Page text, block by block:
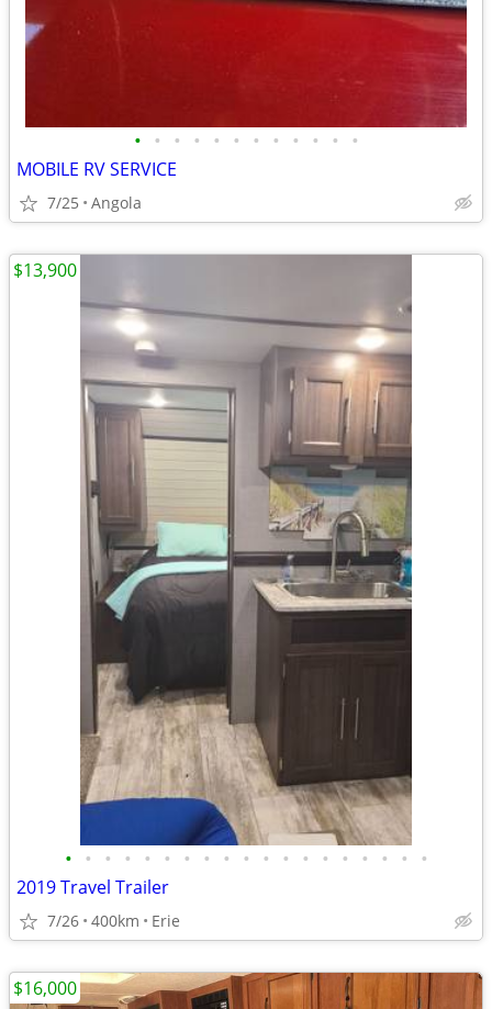
• • • • • • • • • • • •
MOBILE RV SERVICE
7/25 Angola
• • • • • • • • • • • • • • • • • • •
2019 Travel Trailer
7/26 400km Erie
$13,900
$16,000